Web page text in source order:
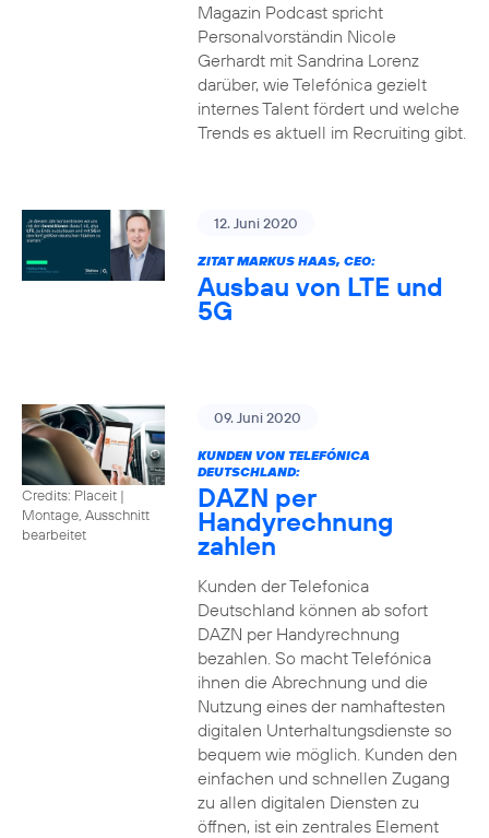
Magazin Podcast spricht
Personalvorständin Nicole
Gerhardt mit Sandrina Lorenz
darüber, wie Telefónica gezielt
internes Talent fördert und welche
Trends es aktuell im Recruiting gibt.
12. Juni 2020
ZITAT MARKUS HAAS, CEO:
Ausbau von LTE und
5G
Credits: Placeit |
Montage, Ausschnitt
bearbeitet
09. Juni 2020
KUNDEN VON TELEFÓNICA
DEUTSCHLAND:
DAZN per
Handyrechnung
zahlen
Kunden der Telefonica
Deutschland können ab sofort
DAZN per Handyrechnung
bezahlen. So macht Telefónica
ihnen die Abrechnung und die
Nutzung eines der namhaftesten
digitalen Unterhaltungsdienste so
bequem wie möglich. Kunden den
einfachen und schnellen Zugang
zu allen digitalen Diensten zu
öffnen, ist ein zentrales Element